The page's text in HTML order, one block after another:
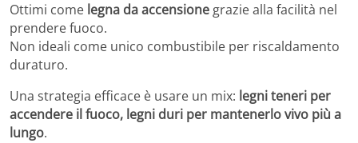
Ottimi come legna da accensione grazie alla facilità nel
prendere fuoco.
Non ideali come unico combustibile per riscaldamento
duraturo.
Una strategia efficace è usare un mix: legni teneri per
accendere il fuoco, legni duri per mantenerlo vivo più a
lungo.